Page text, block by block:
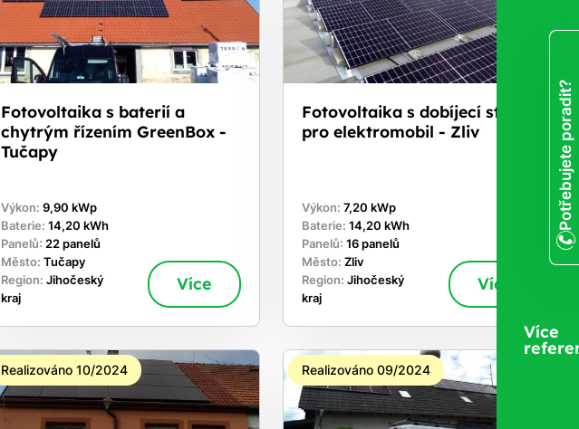
Fotovoltaika s baterií a
chytrým řízením GreenBox -
Tučapy
Výkon: 9,90 kWp
Baterie: 14,20 kWh
Panelů: 22 panelů
Město: Tučapy
Region: Jihočeský
kraj
Více
Fotovoltaika s dobíjecí stanici
pro elektromobil - Zliv
Výkon: 7,20 kWp
Baterie: 14,20 kWh
Panelů: 16 panelů
Město: Zliv
Region: Jihočeský
kraj
Více
Realizováno 10/2024 Realizováno 09/2024
Více
Potřebujete poradit?